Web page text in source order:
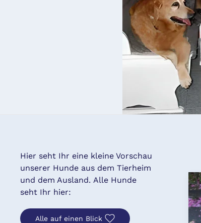
Hier seht Ihr eine kleine Vorschau
unserer Hunde aus dem Tierheim
und dem Ausland. Alle Hunde
seht Ihr hier:
Alle auf einen Blick